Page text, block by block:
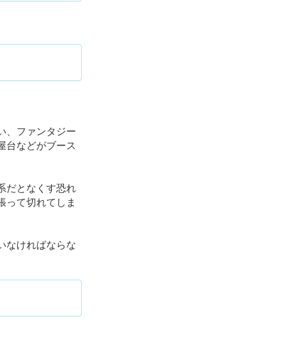
、ファンタジー
台などがブース
だとなくす恐れ
って切れてしま
なければならな